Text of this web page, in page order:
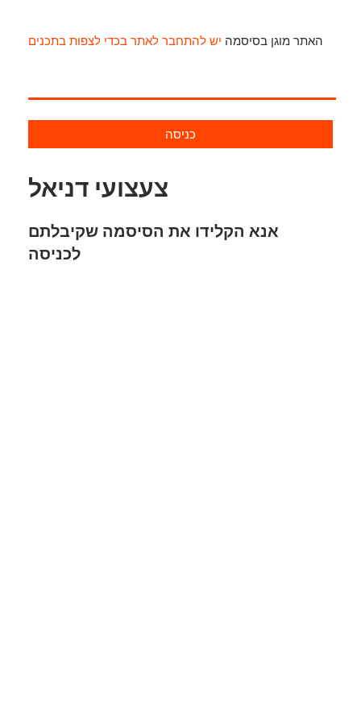
האתר מוגן בסיסמה יש להתחבר לאתר בכדי לצפות בתכנים
כניסה
צעצועי דניאל
אנא הקלידו את הסיסמה שקיבלתם
לכניסה